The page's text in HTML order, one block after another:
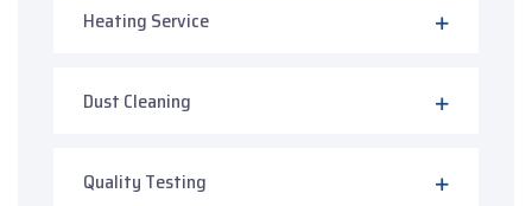
Heating Service
Dust Cleaning
Quality Testing